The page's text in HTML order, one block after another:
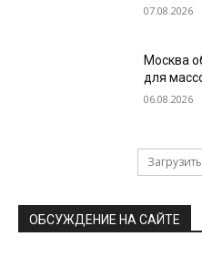
07.08.2026
Москва
для
06.08.2026
ОБСУЖДЕНИЕ НА САЙТЕ